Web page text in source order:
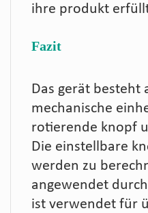
ihre produkt
Fazit
Das gerät besteht
mechanische
rotierende knopf
Die einstellbare
werden zu
angewendet
ist verwendet für